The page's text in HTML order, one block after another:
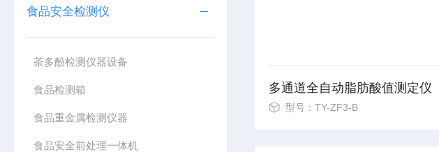
食品安全检测仪
茶多酚检测仪器设备
食品检测箱
食品重金属检测仪器
食品安全前处理一体机
多通道全自动脂肪酸值测定仪
型号：TY-ZF3-B